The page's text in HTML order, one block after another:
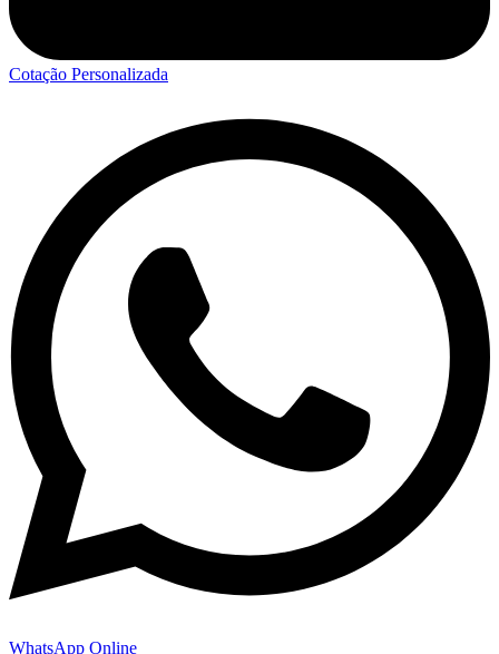
Cotação Personalizada
WhatsApp Online